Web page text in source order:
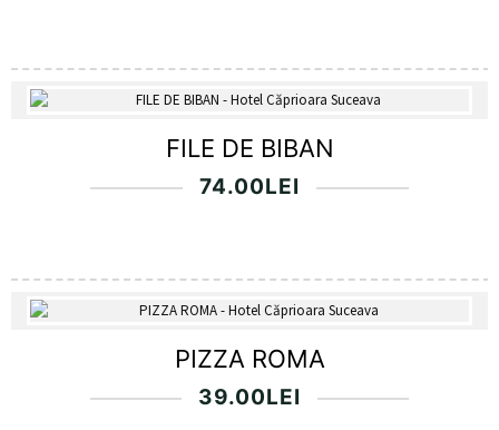
FILE DE BIBAN
74.00LEI
PIZZA ROMA
39.00LEI